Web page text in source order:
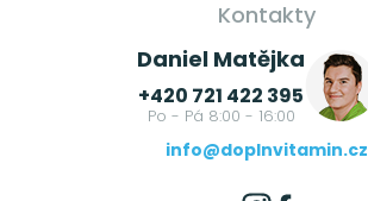
Kontakty
Daniel Matějka
+420 721 422 395
Po - Pá 8:00 - 16:00
info@doplnvitamin.cz